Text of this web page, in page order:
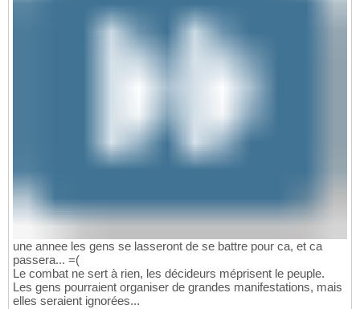
une annee les gens se lasseront de se battre pour ca, et ca
passera... =(
Le combat ne sert à rien, les décideurs méprisent le peuple.
Les gens pourraient organiser de grandes manifestations, mais
elles seraient ignorées...